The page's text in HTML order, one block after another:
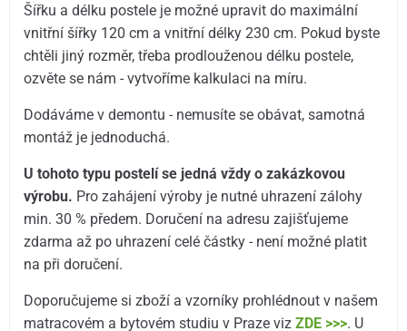
Šířku a délku postele je možné upravit do maximální
vnitřní šířky 120 cm a vnitřní délky 230 cm. Pokud byste
chtěli jiný rozměr, třeba prodlouženou délku postele,
ozvěte se nám - vytvoříme kalkulaci na míru.
Dodáváme v demontu - nemusíte se obávat, samotná
montáž je jednoduchá.
U tohoto typu postelí se jedná vždy o zakázkovou
výrobu. Pro zahájení výroby je nutné uhrazení zálohy
min. 30 % předem. Doručení na adresu zajišťujeme
zdarma až po uhrazení celé částky - není možné platit
na při doručení.
Doporučujeme si zboží a vzorníky prohlédnout v našem
matracovém a bytovém studiu v Praze vizZDE >>>. U